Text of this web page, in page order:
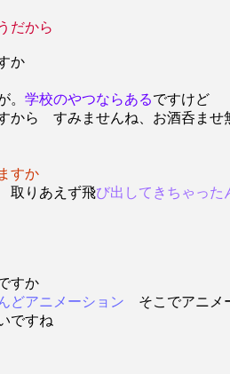
だから
か
。 学校のやつならあるですけど
から すみませんね、お酒呑ませ
すか
りあえず飛び出してきちゃった
すか
どアニメーション そこでアニメ
ですね